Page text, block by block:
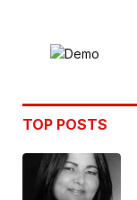
TOP POSTS